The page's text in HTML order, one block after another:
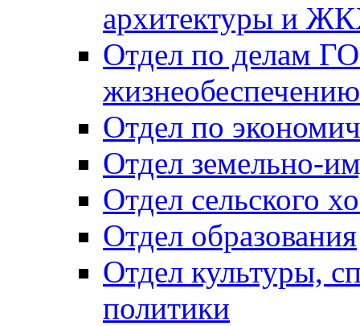
архитектуры и
Отдел по делам
Отдел по
Отдел земельно-
Отдел сельского
Отдел образования
Отдел культуры,
политики